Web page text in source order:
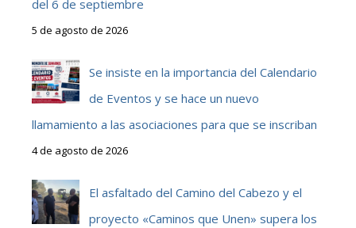
del 6 de septiembre
5 de agosto de 2026
Se insiste en la importancia del Calendario
de Eventos y se hace un nuevo
llamamiento a las asociaciones para que se inscriban
4 de agosto de 2026
El asfaltado del Camino del Cabezo y el
proyecto «Caminos que Unen» supera los